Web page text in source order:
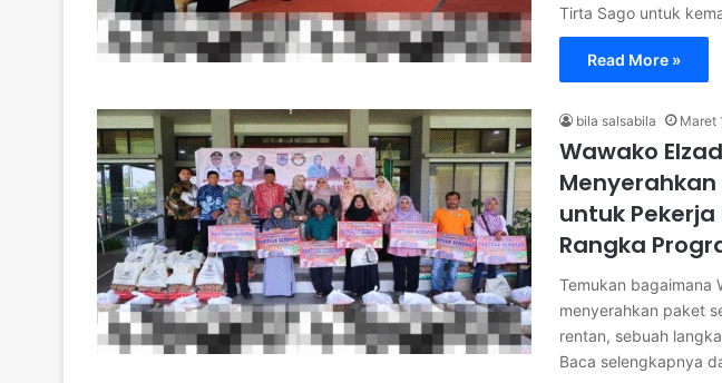
Tirta Sago untuk
Read More »
bila salsabila Maret
Wawako
Menyerahkan
untuk
Rangka
Temukan bagaimana
menyerahkan paket
rentan, sebuah
Baca selengkapnya